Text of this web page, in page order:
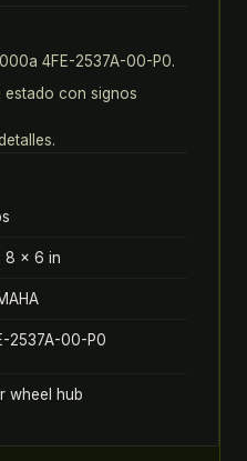
4FE-2537A-00-P0.
estado con signos
8 × 6 in
2537A-00-P0
wheel hub